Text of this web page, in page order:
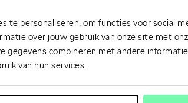
te personaliseren, om functies voor social
over jouw gebruik van onze site met
gegevens combineren met andere
van hun services.
try refreshing the app